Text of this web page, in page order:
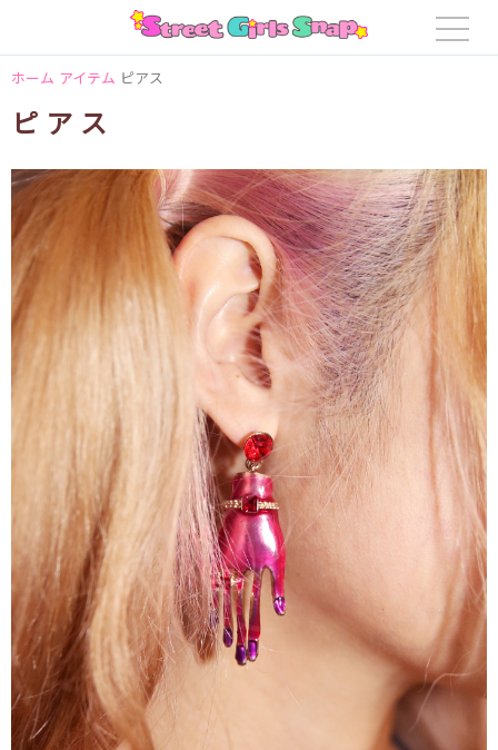
ホーム アイテム ピアス
ピアス